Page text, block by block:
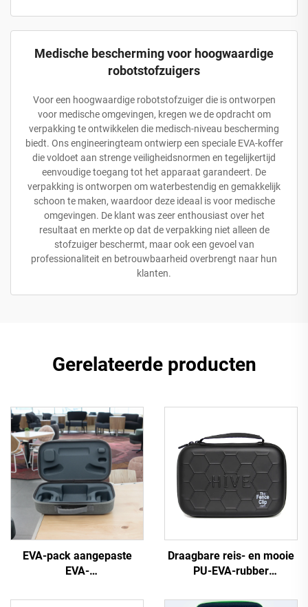
Medische bescherming voor hoogwaardige
robotstofzuigers
Voor een hoogwaardige robotstofzuiger die is ontworpen
voor medische omgevingen, kregen we de opdracht om
verpakking te ontwikkelen die medisch-niveau bescherming
biedt. Ons engineeringteam ontwierp een speciale EVA-koffer
die voldoet aan strenge veiligheidsnormen en tegelijkertijd
eenvoudige toegang tot het apparaat garandeert. De
verpakking is ontworpen om waterbestendig en gemakkelijk
schoon te maken, waardoor deze ideaal is voor medische
omgevingen. De klant was zeer enthousiast over het
resultaat en merkte op dat de verpakking niet alleen de
stofzuiger beschermt, maar ook een gevoel van
professionaliteit en betrouwbaarheid overbrengt naar hun
klanten.
Gerelateerde producten
EVA-pack aangepaste
EVA-
ritssluiting gesloten voor
Draagbare reis- en mooie
PU-EVA-rubber
opbergzak, op maat